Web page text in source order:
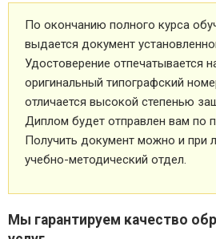
По окончанию полного курса
выдается документ
Удостоверение отпечатывается
оригинальный типографский
отличается высокой степенью
Диплом будет отправлен вам по
Получить документ можно и при
учебно-методический отдел.
Мы гарантируем качество